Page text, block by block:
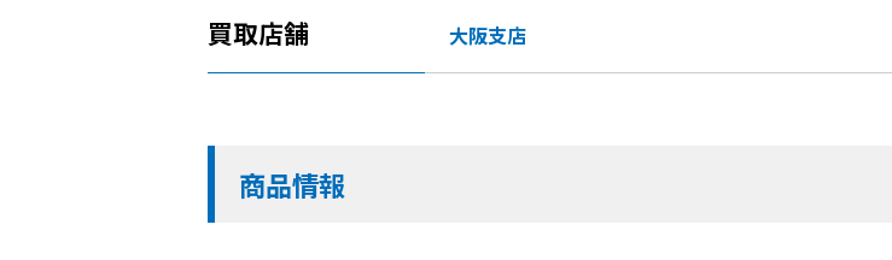
買取店舗 大阪支店
商品情報